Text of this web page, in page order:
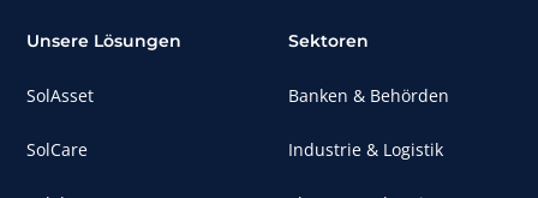
Unsere Lösungen
SolAsset
SolCare
Sektoren
Banken & Behörden
Industrie & Logistik